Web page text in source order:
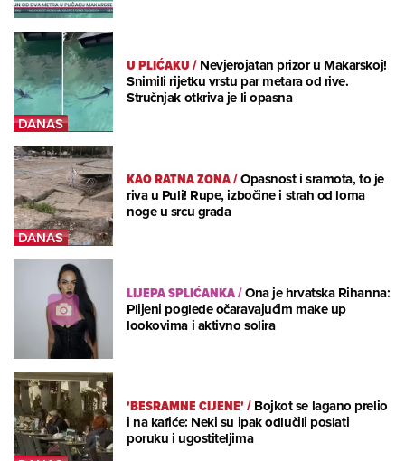
U PLIĆAKU/Nevjerojatan prizor u Makarskoj!
Snimili rijetku vrstu par metara od rive.
Stručnjak otkriva je li opasna
KAO RATNA ZONA/Opasnost i sramota, to je
riva u Puli! Rupe, izbočine i strah od loma
noge u srcu grada
LIJEPA SPLIĆANKA/Ona je hrvatska Rihanna:
Plijeni poglede očaravajućim make up
lookovima i aktivno solira
'BESRAMNE CIJENE'/Bojkot se lagano prelio
i na kafiće: Neki su ipak odlučili poslati
poruku i ugostiteljima